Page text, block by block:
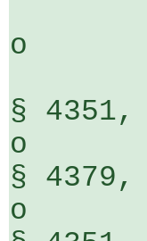
o
§
o
§
o